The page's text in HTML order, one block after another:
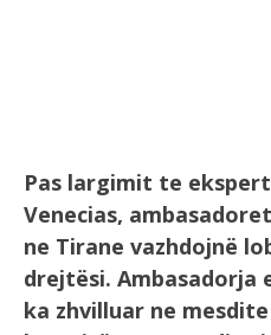
Pas largimit te
Venecias,
ne Tirane vazhdojnë
drejtësi. Ambasadorja
ka zhvilluar ne